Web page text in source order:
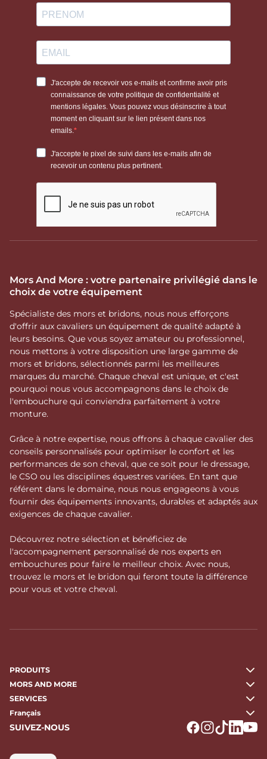
Mors And More : votre partenaire privilégié dans le
choix de votre équipement
Spécialiste des mors et bridons, nous nous efforçons
d'offrir aux cavaliers un équipement de qualité adapté à
leurs besoins. Que vous soyez amateur ou professionnel,
nous mettons à votre disposition une large gamme de
mors et bridons, sélectionnés parmi les meilleures
marques du marché. Chaque cheval est unique, et c'est
pourquoi nous vous accompagnons dans le choix de
l'embouchure qui conviendra parfaitement à votre
monture.
Grâce à notre expertise, nous offrons à chaque cavalier des
conseils personnalisés pour optimiser le confort et les
performances de son cheval, que ce soit pour le dressage,
le CSO ou les disciplines équestres variées. En tant que
référent dans le domaine, nous nous engageons à vous
fournir des équipements innovants, durables et adaptés aux
exigences de chaque cavalier.
Découvrez notre sélection et bénéficiez de
l'accompagnement personnalisé de nos experts en
embouchures pour faire le meilleur choix. Avec nous,
trouvez le mors et le bridon qui feront toute la différence
pour vous et votre cheval.
PRODUITS
MORS AND MORE
SERVICES
Français
SUIVEZ-NOUS